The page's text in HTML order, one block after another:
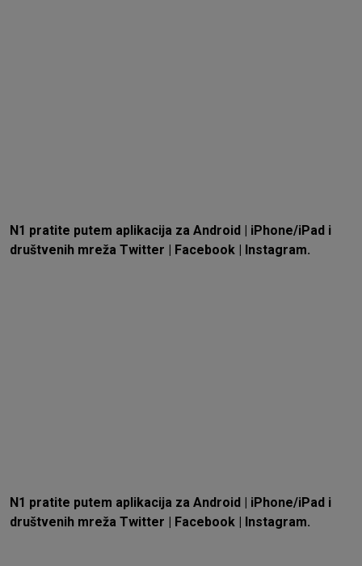
N1 pratite putem aplikacija za Android iPhone/iPad i
društvenih mreža Twitter Facebook Instagram.
N1 pratite putem aplikacija za Android iPhone/iPad i
društvenih mreža Twitter Facebook Instagram.